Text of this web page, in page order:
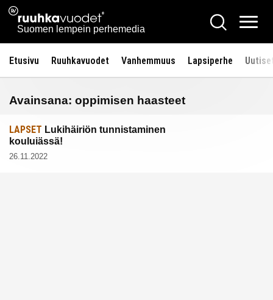
Siirry
sisältöön
Ruuhkavuodet.fi
Suomen lempein perhemedia
Hae
Etusivu Ruuhkavuodet Vanhemmuus Lapsiperhe
Avainsana: oppimisen haasteet
LAPSET Lukihäiriön tunnistaminen
kouluiässä!
26.11.2022